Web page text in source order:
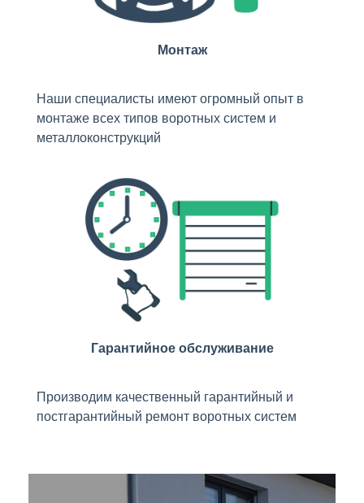
Монтаж
Наши специалисты имеют огромный опыт в
монтаже всех типов воротных систем и
металлоконструкций
Гарантийное обслуживание
Производим качественный гарантийный и
постгарантийный ремонт воротных систем